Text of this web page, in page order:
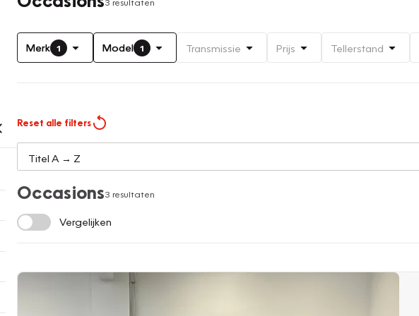
Merk 1 Model 1 Transmissie Prijs Tellerstand
Reset alle filters
Occasions3 resultaten
Vergelijken